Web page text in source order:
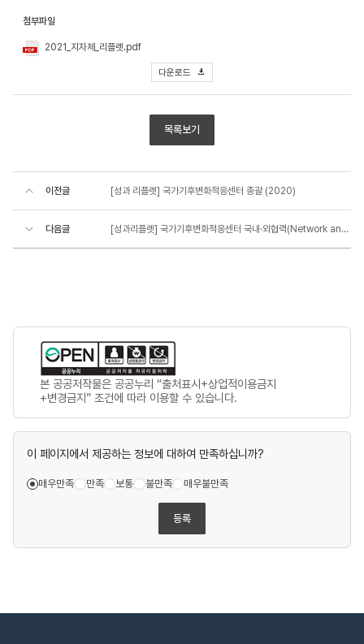
첨부파일
2021_지자체_리플렛.pdf
다운로드
목록보기
이전글 [성과 리플렛] 국가기후변화적응센터 총괄 (2020)
다음글 [성과리플렛] 국가기후변화적응센터 국내·외협력(Network and Cooperation of KACCC) (2021) (kor/eng)
본 공공저작물은 공공누리 “출처표시+상업적이용금지
+변경금지” 조건에 따라 이용할 수 있습니다.
이 페이지에서 제공하는 정보에 대하여 만족하십니까?
매우만족 만족 보통 불만족 매우불만족
등록